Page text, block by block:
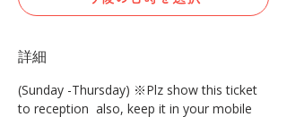
詳細
(Sunday -Thursday) ※Plz show this ticket
to reception  also, keep it in your mobile